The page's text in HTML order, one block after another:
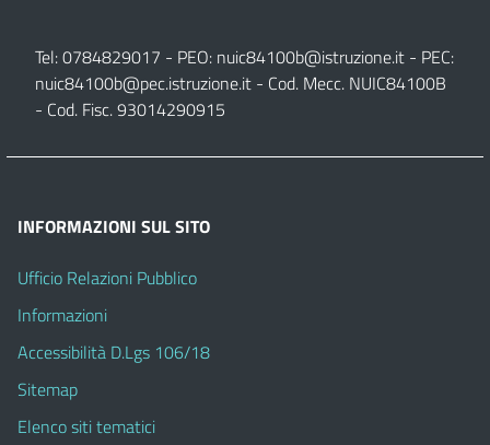
Tel: 0784829017 - PEO: nuic84100b@istruzione.it - PEC:
nuic84100b@pec.istruzione.it - Cod. Mecc. NUIC84100B
- Cod. Fisc. 93014290915
INFORMAZIONI SUL SITO
Ufficio Relazioni Pubblico
Informazioni
Accessibilità D.Lgs 106/18
Sitemap
Elenco siti tematici